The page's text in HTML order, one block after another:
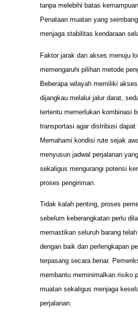
tanpa melebihi batas
Penataan muatan yang
menjaga stabilitas kendaraan
Faktor jarak dan akses menuju
memengaruhi pilihan metode
Beberapa wilayah memiliki
dijangkau melalui jalur darat,
tertentu memerlukan kombinasi
transportasi agar distribusi dapat
Memahami kondisi rute sejak
menyusun jadwal perjalanan
sekaligus mengurangi potensi
proses pengiriman.
Tidak kalah penting, proses
sebelum keberangkatan perlu
memastikan seluruh barang
dengan baik dan perlengkapan
terpasang secara benar.
membantu meminimalkan risiko
muatan sekaligus menjaga
perjalanan.